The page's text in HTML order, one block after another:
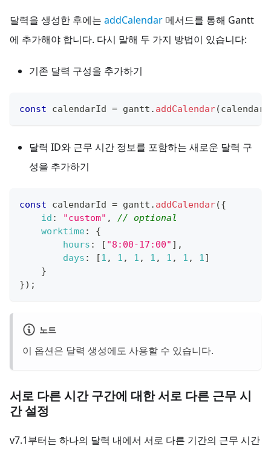
달력을 생성한 후에는 addCalendar 메서드를 통해 Gantt
에 추가해야 합니다. 다시 말해 두 가지 방법이 있습니다:
기존 달력 구성을 추가하기
const calendarId = gantt . addCalendar(calendar
달력 ID와 근무 시간 정보를 포함하는 새로운 달력 구
성을 추가하기
const calendarId = gantt . addCalendar({
id : "custom" ,
// optional
worktime:
{
hours : [ "8:00-17:00" ] ,
days : [1 , 1 , 1 , 1 , 1 , 1 , 1]
}
}) ;
노트
이 옵션은 달력 생성에도 사용할 수 있습니다.
서로 다른 시간 구간에 대한 서로 다른 근무 시
간 설정
v7.1부터는 하나의 달력 내에서 서로 다른 기간의 근무 시간